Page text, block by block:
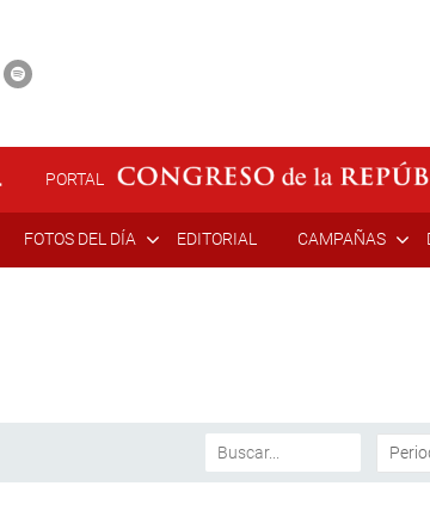
PORTAL
FOTOS DEL DÍA EDITORIAL CAMPAÑAS